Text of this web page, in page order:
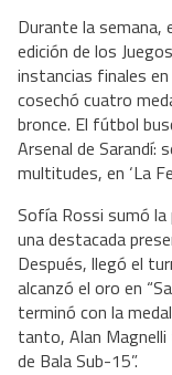
Durante la semana,
edición de los
instancias finales
cosechó cuatro
bronce. El fútbol
Arsenal de Sarandí:
multitudes, en ‘La
Sofía Rossi sumó la
una destacada
Después, llegó el
alcanzó el oro en
terminó con la
tanto, Alan
de Bala Sub-15”.